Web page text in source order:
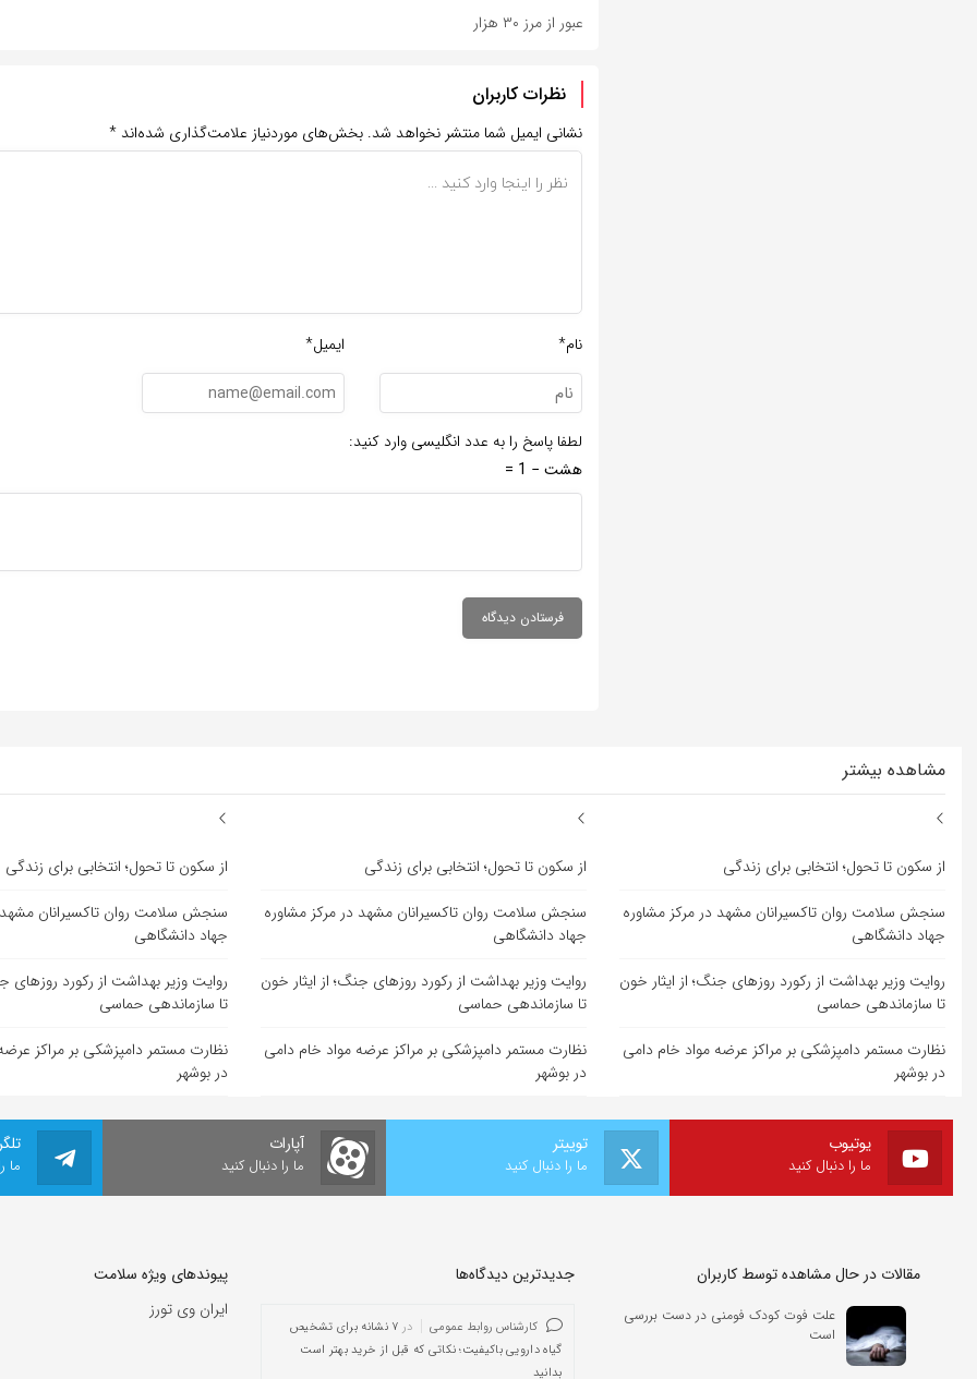
عبور از مرز ۳۰ هزار
نظرات کاربران
نشانی ایمیل شما منتشر نخواهد شد. بخش‌های موردنیاز علامت‌گذاری شده‌اند *
نام* ایمیل*
لطفا پاسخ را به عدد انگلیسی وارد کنید:
هشت − 1 =
مشاهده بیشتر
از سکون تا تحول؛ انتخابی برای زندگی
سنجش سلامت روان تاکسیرانان مشهد در مرکز مشاوره
جهاد دانشگاهی
روایت وزیر بهداشت از رکورد روزهای جنگ؛ از ایثار خون
تا سازماندهی حماسی
نظارت مستمر دامپزشکی بر مراکز عرضه مواد خام دامی
در بوشهر
از سکون تا تحول؛ انتخابی برای زندگی
سنجش سلامت روان تاکسیرانان مشهد در مرکز مشاوره
جهاد دانشگاهی
روایت وزیر بهداشت از رکورد روزهای جنگ؛ از ایثار خون
تا سازماندهی حماسی
نظارت مستمر دامپزشکی بر مراکز عرضه مواد خام دامی
در بوشهر
از سکون تا تحول؛ انتخابی برای زندگی
سنجش سلامت روان تاکسیرانان مشهد
جهاد دانشگاهی
روایت وزیر بهداشت از رکورد روزهای
تا سازماندهی حماسی
نظارت مستمر دامپزشکی بر مراکز
در بوشهر
ما
آپارات
ما را دنبال کنید
توییتر
ما را دنبال کنید
یوتیوب
ما را دنبال کنید
مقالات در حال مشاهده توسط کاربران
علت فوت کودک فومنی در دست بررسی
است
جدیدترین دیدگاه‌‌ها
کارشناس روابط عمومی در
۷ نشانه برای تشخیص
گیاه دارویی باکیفیت؛ نکاتی که قبل از خرید بهتر است
بدانید
پیوندهای ویژه سلامت
ایران وی تورز